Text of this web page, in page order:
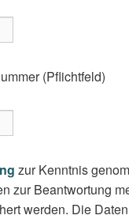
(Pflichtfeld)
zur Kenntnis
zur Beantwortung
werden. Die